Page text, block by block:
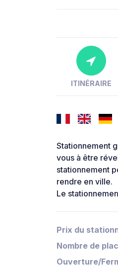
ITINÉRAIRE
Stationnement
vous à être
stationnement
rendre en ville.
Le
Prix du
Nombre de
Ouverture/